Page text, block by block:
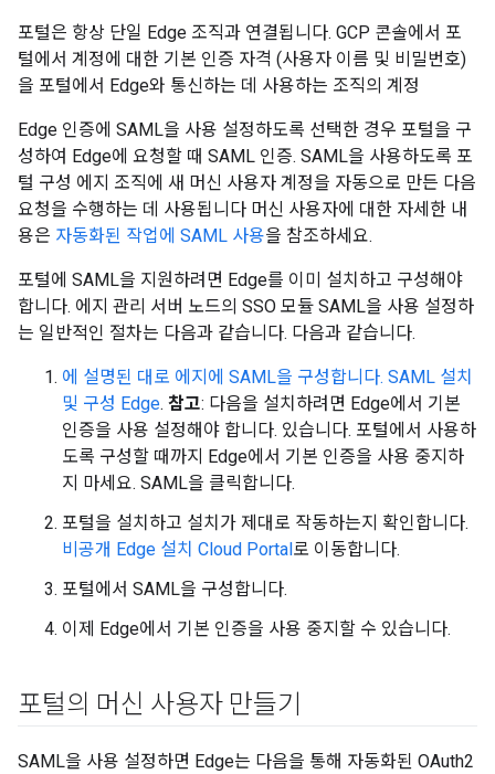
포털은 항상 단일 Edge 조직과 연결됩니다. GCP 콘솔에서 포
털에서 계정에 대한 기본 인증 자격 (사용자 이름 및 비밀번호)
을 포털에서 Edge와 통신하는 데 사용하는 조직의 계정
Edge 인증에 SAML을 사용 설정하도록 선택한 경우 포털을 구
성하여 Edge에 요청할 때 SAML 인증. SAML을 사용하도록 포
털 구성 에지 조직에 새 머신 사용자 계정을 자동으로 만든 다음
요청을 수행하는 데 사용됩니다 머신 사용자에 대한 자세한 내
용은 자동화된 작업에 SAML 사용을 참조하세요.
포털에 SAML을 지원하려면 Edge를 이미 설치하고 구성해야
합니다. 에지 관리 서버 노드의 SSO 모듈 SAML을 사용 설정하
는 일반적인 절차는 다음과 같습니다. 다음과 같습니다.
에 설명된 대로 에지에 SAML을 구성합니다. SAML 설치
및 구성 Edge. 참고: 다음을 설치하려면 Edge에서 기본
인증을 사용 설정해야 합니다. 있습니다. 포털에서 사용하
도록 구성할 때까지 Edge에서 기본 인증을 사용 중지하
지 마세요. SAML을 클릭합니다.
포털을 설치하고 설치가 제대로 작동하는지 확인합니다.
비공개 Edge 설치 Cloud Portal로 이동합니다.
포털에서 SAML을 구성합니다.
이제 Edge에서 기본 인증을 사용 중지할 수 있습니다.
포털의 머신 사용자 만들기
SAML을 사용 설정하면 Edge는 다음을 통해 자동화된 OAuth2